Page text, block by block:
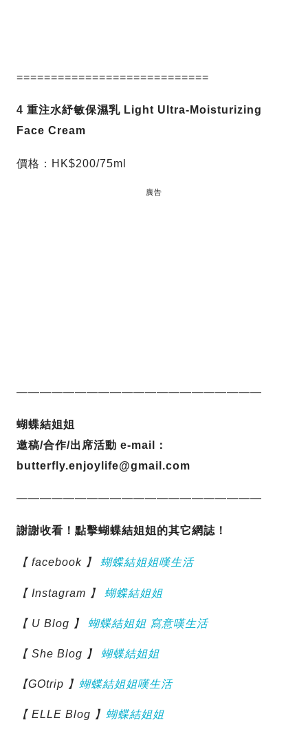
============================
4 重注水紓敏保濕乳 Light Ultra-Moisturizing
Face Cream
價格：HK$200/75ml
廣告
—————————————————————
蝴蝶結姐姐
邀稿/合作/出席活動 e-mail：
butterfly.enjoylife@gmail.com
—————————————————————
謝謝收看！ 點擊蝴蝶結姐姐的其它網誌！
【 facebook 】 蝴蝶結姐姐嘆生活
【 Instagram 】 蝴蝶結姐姐
【 U Blog 】 蝴蝶結姐姐 寫意嘆生活
【 She Blog 】 蝴蝶結姐姐
【GOtrip 】 蝴蝶結姐姐嘆生活
【 ELLE Blog 】 蝴蝶結姐姐